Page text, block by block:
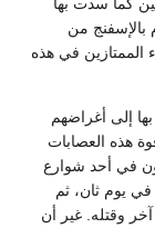
بالإسفنج من
الممتازين في هذه
إلى أغراضهم
هذه العصابات
في أحد شوارع
يوم ثان، ثم
وقتله. غير أن